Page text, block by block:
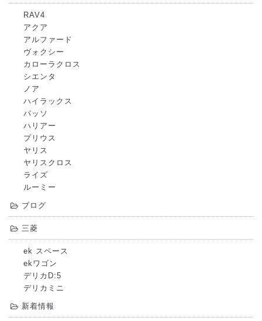
RAV4
アクア
アルファード
ヴォクシー
カローラクロス
シエンタ
ノア
ハイラックス
パッソ
ハリアー
プリウス
ヤリス
ヤリスクロス
ライズ
ルーミー
ブログ
三菱
ek スペース
ekワゴン
デリカD:5
デリカミニ
新着情報